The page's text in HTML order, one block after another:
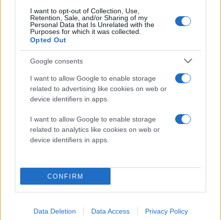
I want to opt-out of Collection, Use,
Retention, Sale, and/or Sharing of my
Personal Data that Is Unrelated with the
Purposes for which it was collected.
Opted Out
Google consents
I want to allow Google to enable storage
related to advertising like cookies on web or
device identifiers in apps.
I want to allow Google to enable storage
related to analytics like cookies on web or
device identifiers in apps.
CONFIRM
Data Deletion Data Access Privacy Policy
λύσει τα χέρια για όλων των ειδών τις συσκευές που
παράγει, αλλά σαφέστατα θα έχει αρκετή δουλειά να
κάνει στο θέμα της συμβατότητας με "
εφαρμογές Android
τις εφαρμογές - υπηρεσίες της Google θα χρειαστεί
λογικά κάποιο side-loading από πλευράς των χρηστών
και υπάρχει πάντοτε ανοικτό το πολύ σοβαρό θέμα
της ασφάλειας.
Από τη στιγμή που δεν έχουμε κάτι επίσημο θα
κρατήσουμε μόνο την πρόθεση της εταιρείας να έχει
έτοιμη εναλλακτική λύση σε περίπτωση που
Android OS, όσο και το Windows OS.
[